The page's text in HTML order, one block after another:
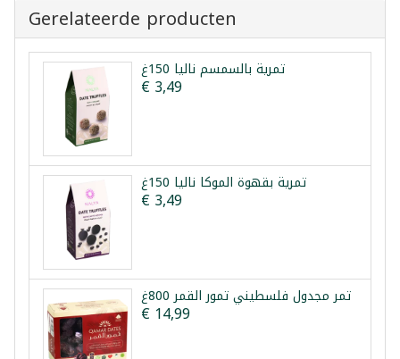
Gerelateerde producten
تمرية بالسمسم نالیا 150غ
€ 3,49
تمرية بقهوة الموكا نالیا 150غ
€ 3,49
تمر مجدول فلسطيني تمور القمر 800غ
€ 14,99